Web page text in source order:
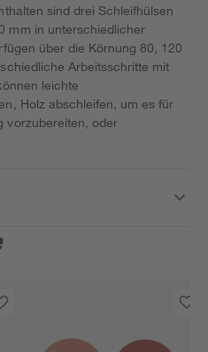
sind drei Schleifhülsen
mm in unterschiedlicher
über die Körnung 80, 120
Arbeitsschritte mit
leichte
Holz abschleifen, um es für
vorzubereiten, oder